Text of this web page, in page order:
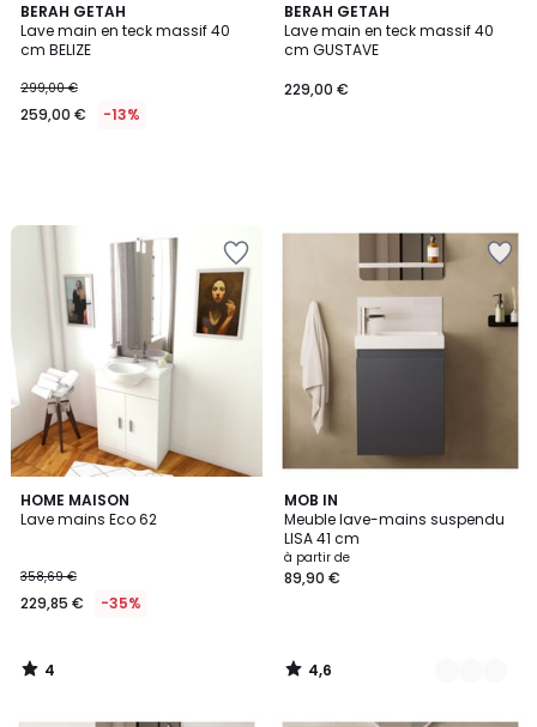
BERAH GETAH
Lave main en teck massif 40
cm BELIZE
299,00 €
259,00 € -13%
BERAH GETAH
Lave main en teck massif 40
cm GUSTAVE
229,00 €
HOME MAISON
Lave mains Eco 62
358,69 €
229,85 € -35%
4
/
4
/
MOB IN
Meuble lave-mains suspendu
LISA 41 cm
à partir de
89,90 €
4,6
/ 5
6
Couleurs
4,6
/